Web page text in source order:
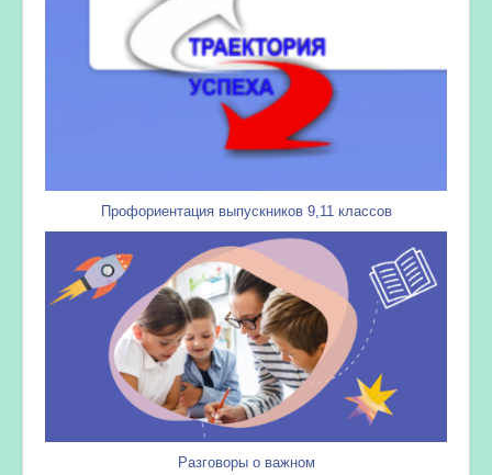
Профориентация выпускников 9,11 классов
Разговоры о важном